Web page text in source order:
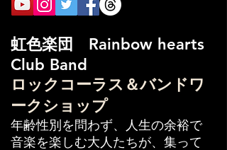
虹色楽団 Rainbow hearts
Club Band
ロックコーラス＆バンドワ
ークショップ
年齢性別を問わず、人生の余裕で
音楽を楽しむ大人たちが、集って